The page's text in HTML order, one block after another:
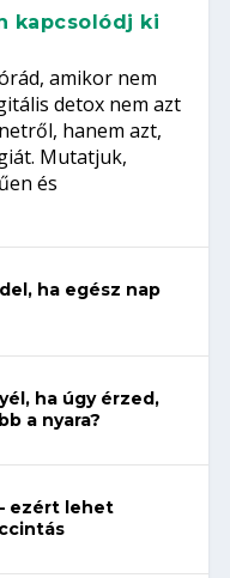
kapcsolódj ki
amikor nem
detox nem azt
hanem azt,
Mutatjuk,
és
ha egész nap
ha úgy érzed,
a nyara?
ezért lehet